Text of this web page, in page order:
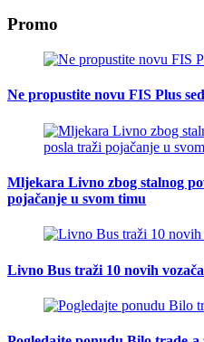
Promo
Ne propustite novu FIS Plus
Mljekara Livno zbog stalnog
pojačanje u svom timu
Livno Bus traži 10 novih